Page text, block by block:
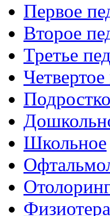
Первое
Второе
Третье
Школьное